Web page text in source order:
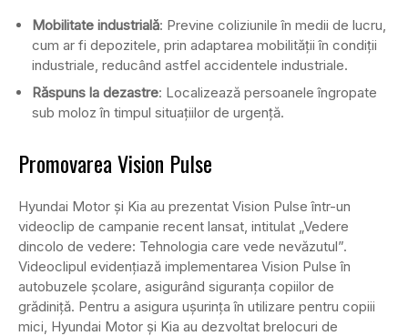
Mobilitate industrială: Previne coliziunile în medii de lucru,
cum ar fi depozitele, prin adaptarea mobilității în condiții
industriale, reducând astfel accidentele industriale.
Răspuns la dezastre: Localizează persoanele îngropate
sub moloz în timpul situațiilor de urgență.
Promovarea Vision Pulse
Hyundai Motor și Kia au prezentat Vision Pulse într-un
videoclip de campanie recent lansat, intitulat „Vedere
dincolo de vedere: Tehnologia care vede nevăzutul”.
Videoclipul evidențiază implementarea Vision Pulse în
autobuzele școlare, asigurând siguranța copiilor de
grădiniță. Pentru a asigura ușurința în utilizare pentru copiii
mici, Hyundai Motor și Kia au dezvoltat brelocuri de